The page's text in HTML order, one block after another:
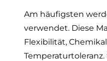
Am häufigsten
verwendet. Diese
Flexibilität,